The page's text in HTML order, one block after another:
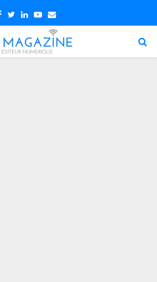
Facebook
TwitterLinkedin
Youtube
Email